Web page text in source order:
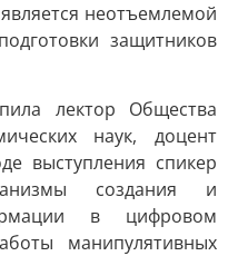
неотъемлемой
защитников
лектор Общества
наук, доцент
выступления спикер
создания и
в цифровом
манипулятивных